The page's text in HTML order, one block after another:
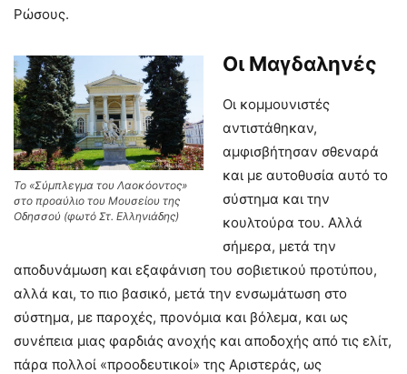
Ρώσους.
Το «Σύμπλεγμα του Λαοκόοντος»
στο προαύλιο του Μουσείου της
Οδησσού (φωτό Στ. Ελληνιάδης)
Οι Μαγδαληνές
Οι κομμουνιστές
αντιστάθηκαν,
αμφισβήτησαν σθεναρά
και με αυτοθυσία αυτό το
σύστημα και την
κουλτούρα του. Αλλά
σήμερα, μετά την
αποδυνάμωση και εξαφάνιση του σοβιετικού προτύπου,
αλλά και, το πιο βασικό, μετά την ενσωμάτωση στο
σύστημα, με παροχές, προνόμια και βόλεμα, και ως
συνέπεια μιας φαρδιάς ανοχής και αποδοχής από τις ελίτ,
πάρα πολλοί «προοδευτικοί» της Αριστεράς, ως